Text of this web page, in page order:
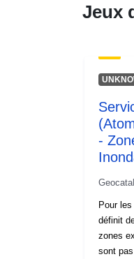
Jeux
-
Pour
définit
zones
sont